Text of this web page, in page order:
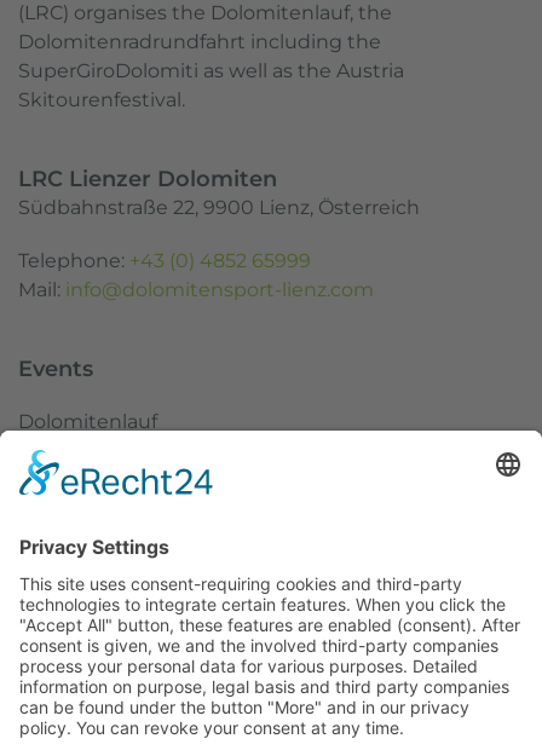
(LRC) organises the Dolomitenlauf, the
Dolomitenradrundfahrt including the
SuperGiroDolomiti as well as the Austria
Skitourenfestival.
LRC Lienzer Dolomiten
Südbahnstraße 22, 9900 Lienz, Österreich
Telephone: +43 (0) 4852 65999
Mail: info@dolomitensport-lienz.com
Events
Dolomitenlauf
Dolomitenradrundfahrt
Austria Skitourenfestival
Service
Weather
Webcams